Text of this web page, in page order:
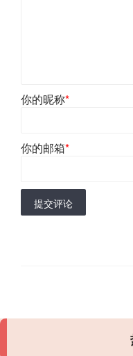
你的昵称*
你的邮箱*
提交评论